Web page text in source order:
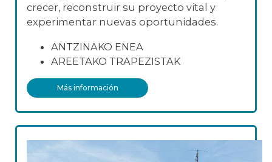
crecer, reconstruir su proyecto vital y
experimentar nuevas oportunidades.
ANTZINAKO ENEA
AREETAKO TRAPEZISTAK
Más información